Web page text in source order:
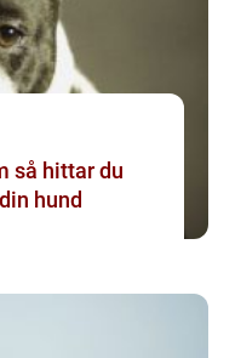
hund